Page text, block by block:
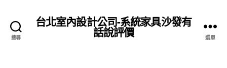
搜尋
台北室內設計公司-系統家具沙發有
話說評價 選單